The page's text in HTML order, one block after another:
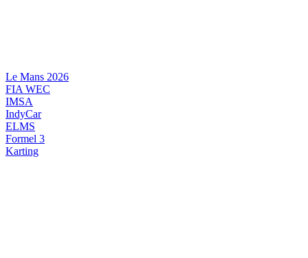
Le Mans 2026
FIA WEC
IMSA
IndyCar
ELMS
Formel 3
Karting